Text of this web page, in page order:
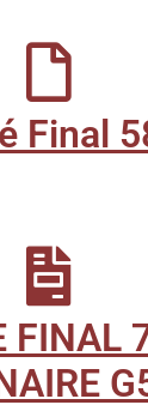
Final
FINAL